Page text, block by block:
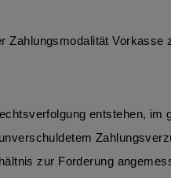
Vorkasse
entstehen, im
zur Forderung